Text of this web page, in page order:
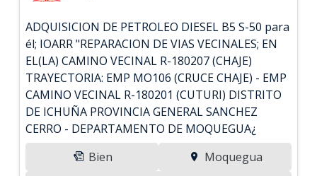
ADQUISICION DE PETROLEO DIESEL B5 S-50 para
él; IOARR "REPARACION DE VIAS VECINALES; EN
EL(LA) CAMINO VECINAL R-180207 (CHAJE)
TRAYECTORIA: EMP MO106 (CRUCE CHAJE) - EMP
CAMINO VECINAL R-180201 (CUTURI) DISTRITO
DE ICHUÑA PROVINCIA GENERAL SANCHEZ
CERRO - DEPARTAMENTO DE MOQUEGUA¿
Bien
Moquegua